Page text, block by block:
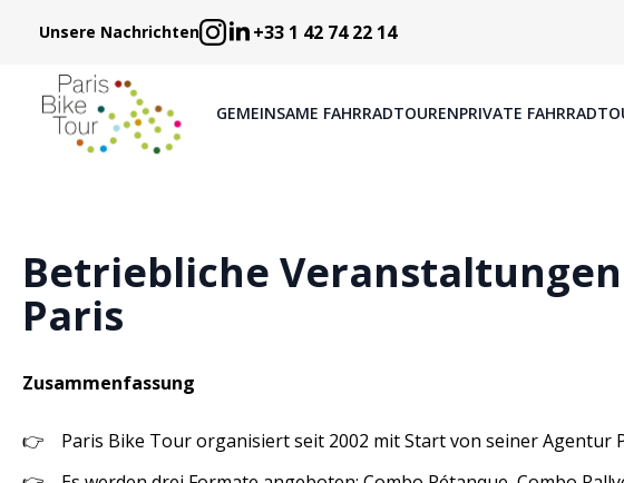
Unsere Nachrichten +33 1 42 74 22 14
GEMEINSAME FAHRRADTOURENPRIVATE
Betriebliche
Paris
Zusammenfassung
Paris Bike Tour organisiert seit 2002 mit Start von seiner Agentur